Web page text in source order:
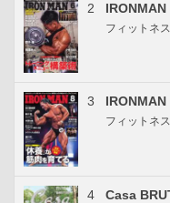
2
フィットネ
3
フィットネ
4
Casa